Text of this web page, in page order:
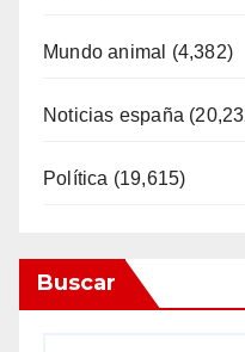
Mundo animal (4,382)
Noticias españa
Política (19,615)
Buscar